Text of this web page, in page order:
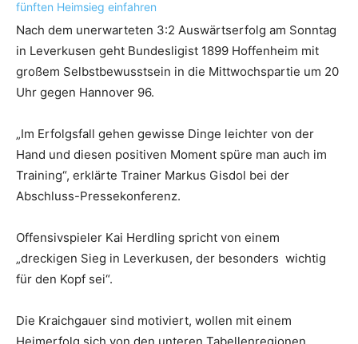
Nach dem unerwarteten 3:2 Auswärtserfolg am Sonntag
in Leverkusen geht Bundesligist 1899 Hoffenheim mit
großem Selbstbewusstsein in die Mittwochspartie um 20
Uhr gegen Hannover 96.
„Im Erfolgsfall gehen gewisse Dinge leichter von der
Hand und diesen positiven Moment spüre man auch im
Training“, erklärte Trainer Markus Gisdol bei der
Abschluss-Pressekonferenz.
Offensivspieler Kai Herdling spricht von einem
„dreckigen Sieg in Leverkusen, der besonders wichtig
für den Kopf sei“.
Die Kraichgauer sind motiviert, wollen mit einem